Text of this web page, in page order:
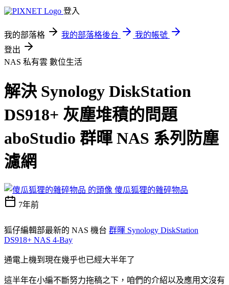
登入
我的部落格 我的部落格後台
我的帳號
登出
NAS 私有雲 數位生活
解決 Synology DiskStation
DS918+ 灰塵堆積的問題
aboStudio 群暉 NAS 系列防塵
濾網
傻瓜狐狸的雜碎物品
7年前
狐仔編輯部最新的 NAS 機台 群暉 Synology DiskStation
DS918+ NAS 4-Bay
通電上機到現在幾乎也已經大半年了
這半年在小編不斷努力拖稿之下，咱們的介紹以及應用文沒有